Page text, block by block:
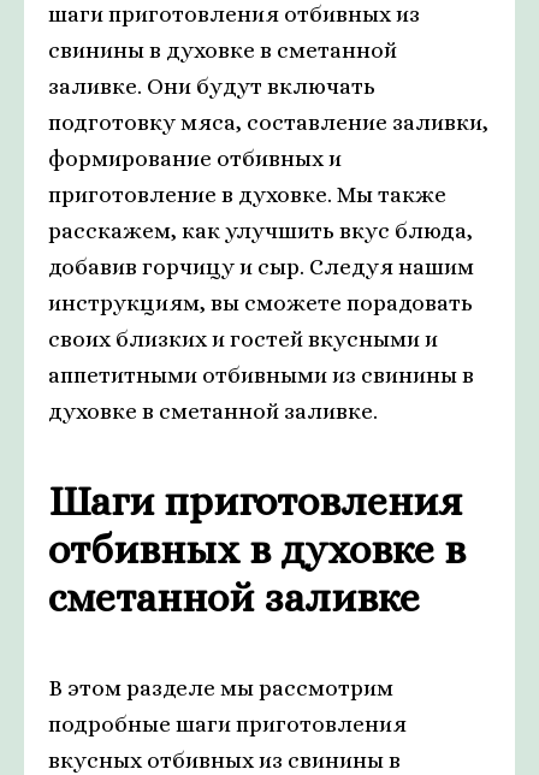
шаги приготовления отбивных из
свинины в духовке в сметанной
заливке. Они будут включать
подготовку мяса, составление заливки,
формирование отбивных и
приготовление в духовке. Мы также
расскажем, как улучшить вкус блюда,
добавив горчицу и сыр. Следуя нашим
инструкциям, вы сможете порадовать
своих близких и гостей вкусными и
аппетитными отбивными из свинины в
духовке в сметанной заливке.
Шаги приготовления
отбивных в духовке в
сметанной заливке
В этом разделе мы рассмотрим
подробные шаги приготовления
вкусных отбивных из свинины в